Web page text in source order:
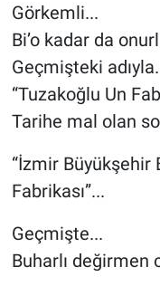
Görkemli...
Bi’o kadar da
Geçmişteki
“Tuzakoğlu Un
Tarihe mal olan
“İzmir Büyükşehir
Fabrikası”...
Geçmişte...
Buharlı